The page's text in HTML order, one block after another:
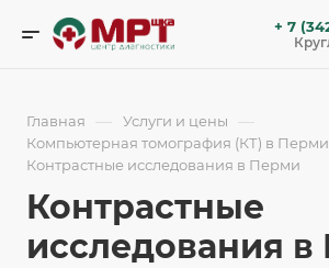
+ 7
Главная — Услуги и цены —
Компьютерная томография (КТ) в Перми
Контрастные исследования в Перми
Контрастные
исследования